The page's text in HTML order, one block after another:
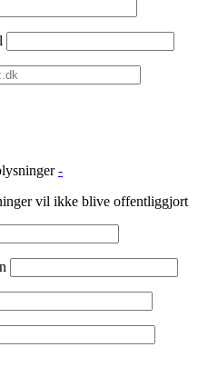
-
vil ikke blive offentliggjort